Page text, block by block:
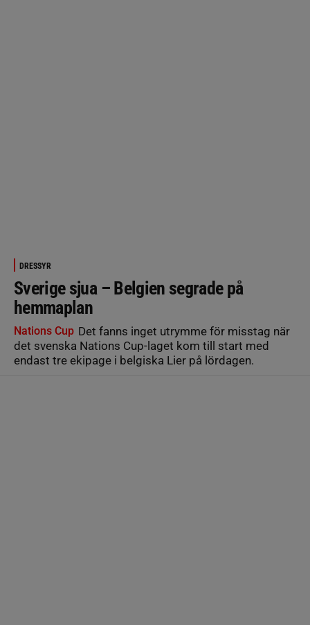
DRESSYR
Sverige sjua – Belgien segrade på
hemmaplan
Nations Cup Det fanns inget utrymme för misstag när
det svenska Nations Cup-laget kom till start med
endast tre ekipage i belgiska Lier på lördagen.